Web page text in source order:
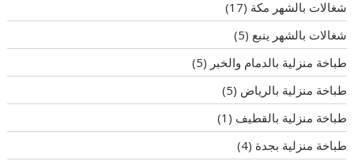
شغالات بالشهر مكة (17)
شغالات بالشهر ينبع (5)
طباخة منزلية بالدمام والخبر (5)
طباخة منزلية بالرياض (5)
طباخة منزلية بالقطيف (1)
طباخة منزلية بجدة (4)